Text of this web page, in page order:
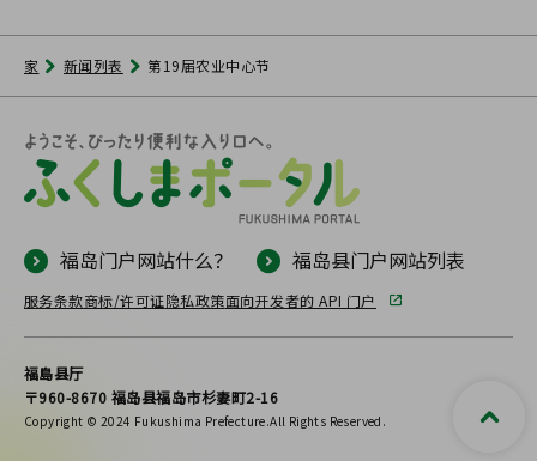
家 新闻列表 第19届农业中心节
福岛门户网站什么？ 福岛县门户网站列表
服务条款商标/许可证隐私政策面向开发者的 API 门户
福島县厅
〒960-8670 福岛县福岛市杉妻町2-16
Copyright © 2024 Fukushima Prefecture.All Rights Reserved.